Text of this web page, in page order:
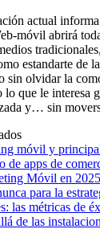
actual
móvil abrirá
estandarte de
olvidar la
lo que le interesa
y… sin
móvil y
de apps de
Móvil en
para la
las métricas de
de las